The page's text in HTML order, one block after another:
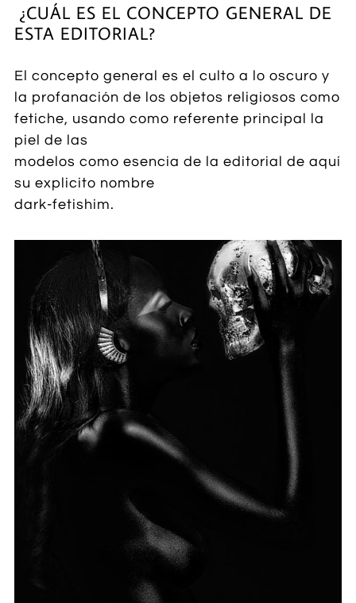
¿CUÁL ES EL CONCEPTO GENERAL DE
ESTA EDITORIAL?
El concepto general es el culto a lo oscuro y
la profanación de los objetos religiosos como
fetiche, usando como referente principal la
piel de las
modelos como esencia de la editorial de aquí
su explicito nombre
dark-fetishim​.